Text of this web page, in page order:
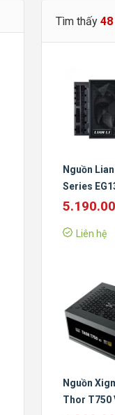
Tìm thấy 48
Nguồn
Series
1300W
Platinum/
Liên hệ
Nguồn
Thor T750